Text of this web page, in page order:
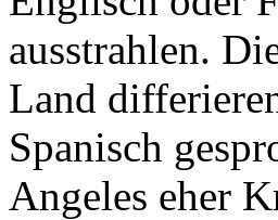
ausstrahlen.
Land
Spanisch
Angeles eher